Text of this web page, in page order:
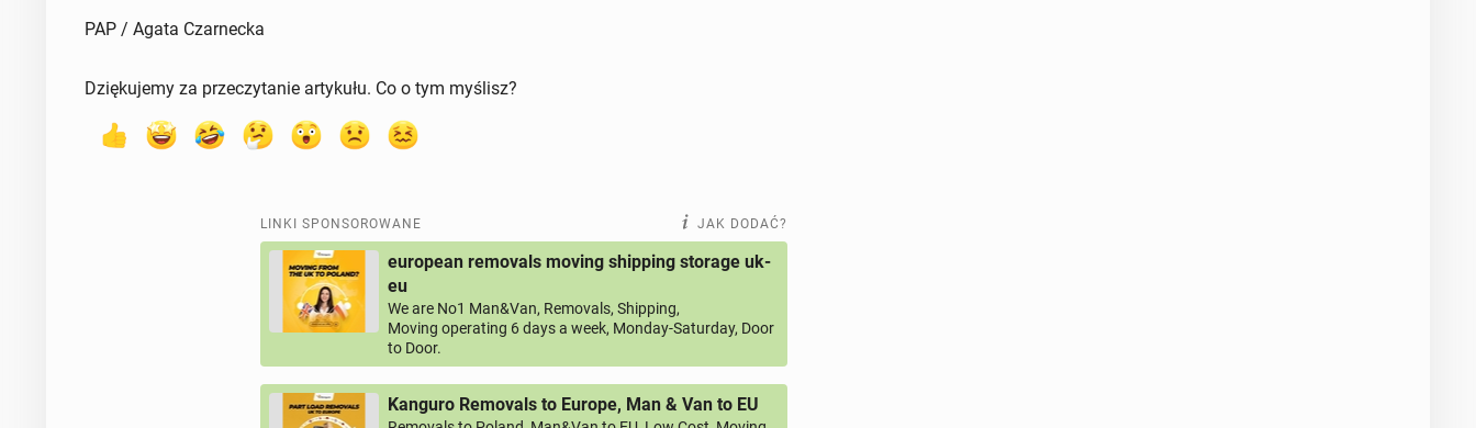
PAP / Agata Czarnecka
Dziękujemy za przeczytanie artykułu. Co o tym myślisz?
LINKI SPONSOROWANE JAK DODAĆ?
european removals moving shipping storage uk-
eu
We are No1 Man&Van, Removals, Shipping,
Moving operating 6 days a week, Monday-Saturday, Door
to Door.
Kanguro Removals to Europe, Man & Van to EU